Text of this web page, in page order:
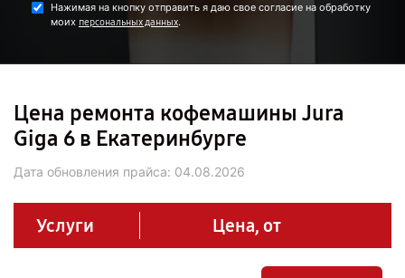
Нажимая на кнопку отправить я даю свое согласие на обработку
моих персональных данных.
Цена ремонта кофемашины Jura
Giga 6 в Екатеринбурге
Дата обновления прайса: 04.08.2026
Услуги Цена, от